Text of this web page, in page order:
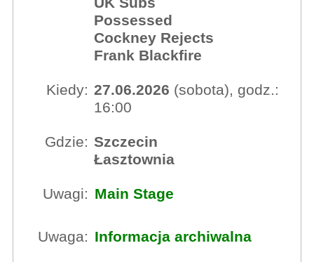
Possessed
Cockney Rejects
Frank Blackfire
Kiedy: 27.06.2026 (sobota), godz.:
16:00
Gdzie: Szczecin
Łasztownia
Uwagi: Main Stage
Uwaga: Informacja archiwalna